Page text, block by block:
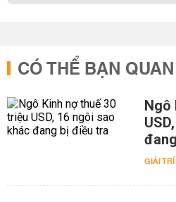
CÓ THỂ BẠN
Ngô
GIẢI TRÍ